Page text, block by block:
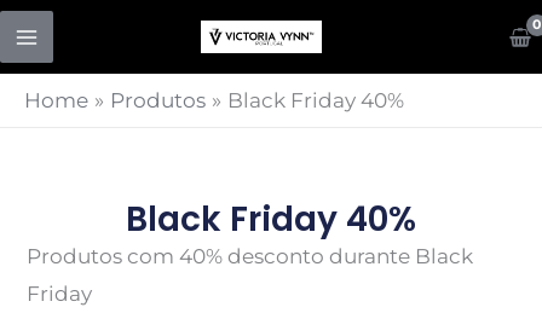
Skip
content
Home Produtos Black Friday 40%
Black Friday 40%
Produtos com 40% desconto durante Black
Friday